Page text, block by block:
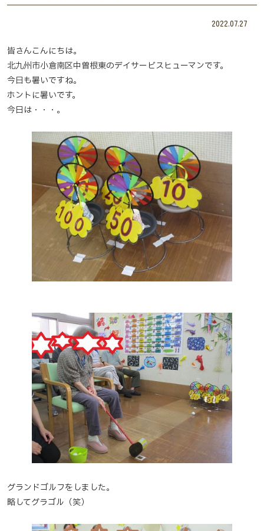
2022.07.27
皆さんこんにちは。
北九州市小倉南区中曽根東のデイサービスヒューマンです。
今日も暑いですね。
ホントに暑いです。
今日は・・・。
グランドゴルフをしました。
略してグラゴル（笑）